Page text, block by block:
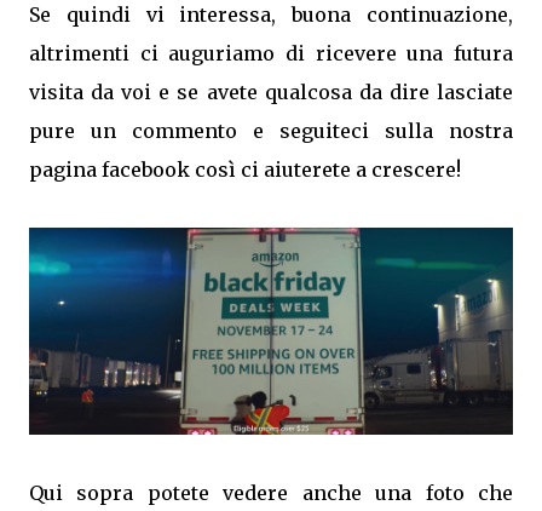
Se quindi vi interessa, buona continuazione,
altrimenti ci auguriamo di ricevere una futura
visita da voi e se avete qualcosa da dire lasciate
pure un commento e seguiteci sulla nostra
pagina facebook così ci aiuterete a crescere!
Qui sopra potete vedere anche una foto che